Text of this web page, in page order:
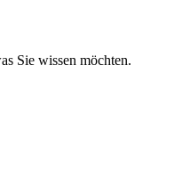
Sie wissen möchten.